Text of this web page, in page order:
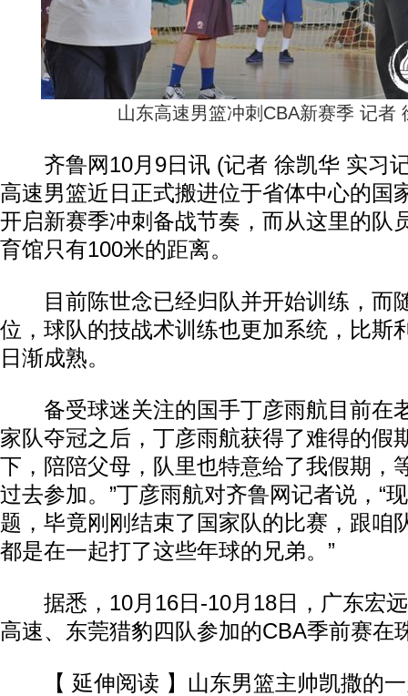
山东高速男篮冲刺CBA新赛季 记者
齐鲁网10月9日讯 (记者 徐凯华 实习
高速男篮近日正式搬进位于省体中心的国
开启新赛季冲刺备战节奏，而从这里的队
育馆只有100米的距离。
目前陈世念已经归队并开始训练，而
位，球队的技战术训练也更加系统，比斯
日渐成熟。
备受球迷关注的国手丁彦雨航目前在
家队夺冠之后，丁彦雨航获得了难得的假
下，陪陪父母，队里也特意给了我假期，
过去参加。”丁彦雨航对齐鲁网记者说，“
题，毕竟刚刚结束了国家队的比赛，跟咱
都是在一起打了这些年球的兄弟。”
据悉，10月16日-10月18日，广东宏远
高速、东莞猎豹四队参加的CBA季前赛在
【 延伸阅读 】山东男篮主帅凯撒的一